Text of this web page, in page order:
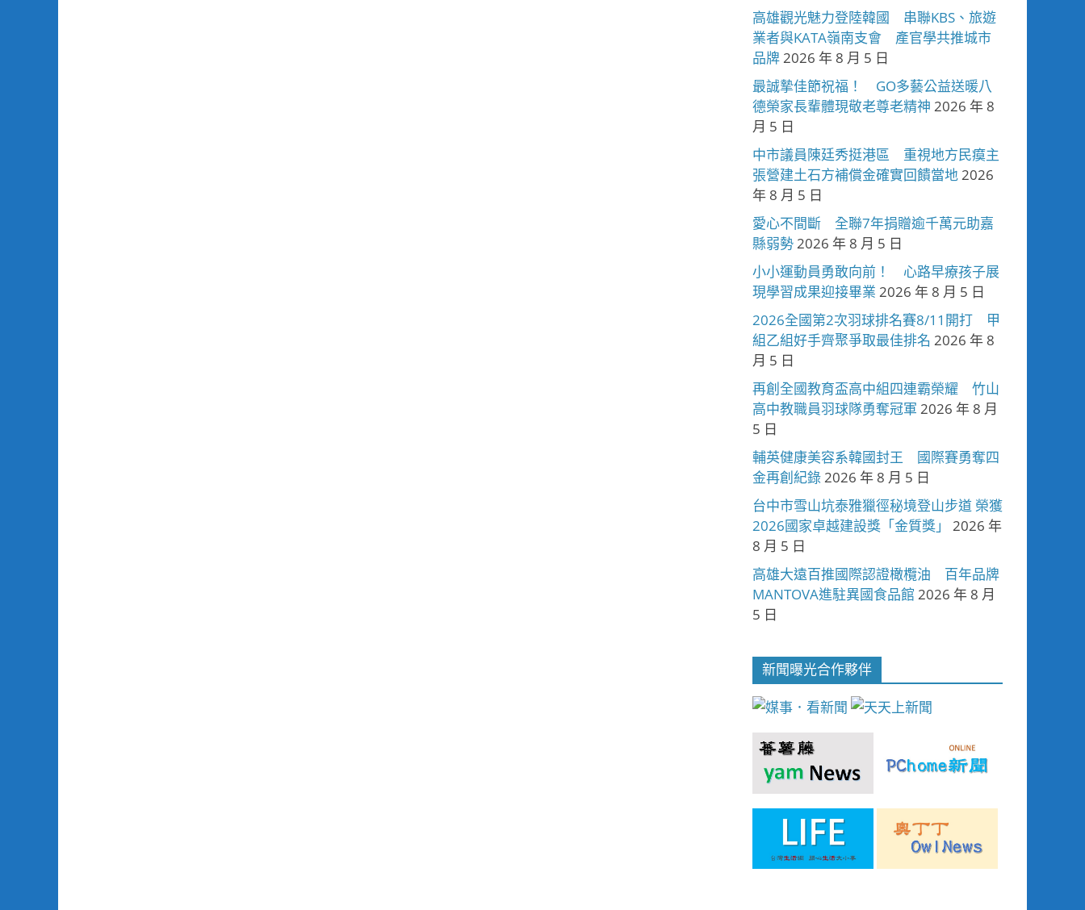
高雄觀光魅力登陸韓國 串聯KBS、旅遊
業者與KATA嶺南支會 產官學共推城市
品牌2026 年 8 月 5 日
最誠摯佳節祝福！ GO多藝公益送暖八
德榮家長輩體現敬老尊老精神 2026 年 8
月 5 日
中市議員陳廷秀挺港區 重視地方民瘼主
張營建土石方補償金確實回饋當地2026
年 8 月 5 日
愛心不間斷 全聯7年捐贈逾千萬元助嘉
縣弱勢2026 年 8 月 5 日
小小運動員勇敢向前！ 心路早療孩子展
現學習成果迎接畢業 2026 年 8 月 5 日
2026全國第2次羽球排名賽8/11開打 甲
組乙組好手齊聚爭取最佳排名 2026 年 8
月 5 日
再創全國教育盃高中組四連霸榮耀 竹山
高中教職員羽球隊勇奪冠軍 2026 年 8 月
5 日
輔英健康美容系韓國封王 國際賽勇奪四
金再創紀錄2026 年 8 月 5 日
台中市雪山坑泰雅獵徑秘境登山步道 榮獲
2026國家卓越建設獎「金質獎」
2026 年
8 月 5 日
高雄大遠百推國際認證橄欖油 百年品牌
MANTOVA進駐異國食品館 2026 年 8 月
5 日
新聞曝光合作夥伴